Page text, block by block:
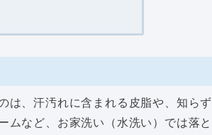
は、汗汚れに含まれる皮脂や、知らず
ムなど、お家洗い（水洗い）では落と